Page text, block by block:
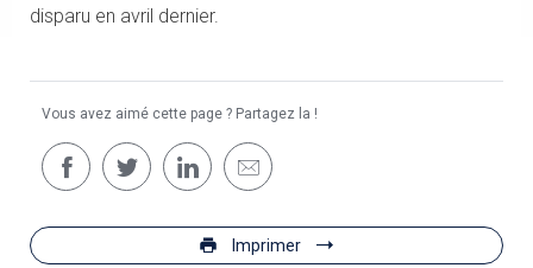
disparu en avril dernier.
Vous avez aimé cette page ? Partagez la !
Imprimer